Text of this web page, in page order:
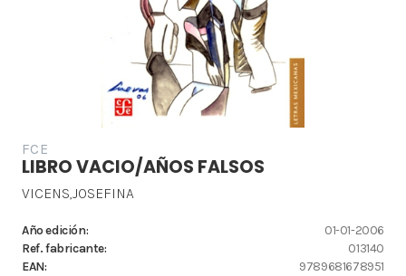
FCE
LIBRO VACIO/AÑOS FALSOS
VICENS,JOSEFINA
Año edición:
01-01-2006
Ref. fabricante:
013140
EAN:
9789681678951